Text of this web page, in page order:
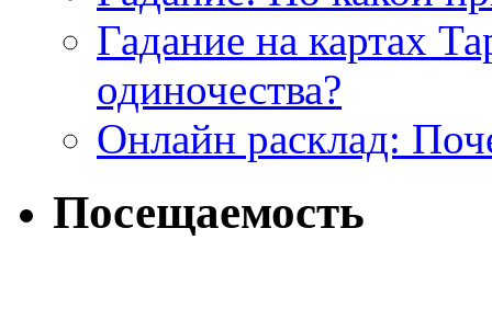
Гадание на картах
одиночества?
Онлайн расклад:
Посещаемость